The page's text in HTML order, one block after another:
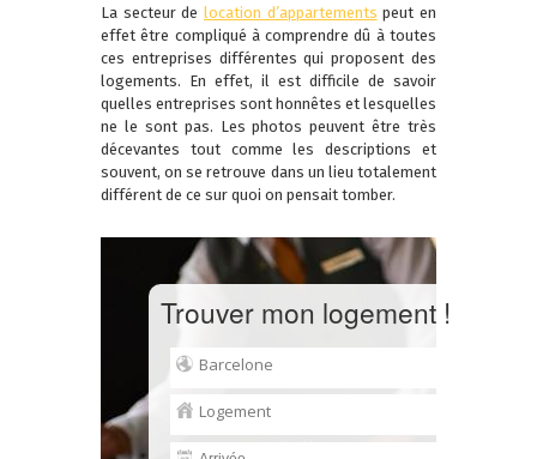
La secteur de location d’appartements peut en
effet être compliqué à comprendre dû à toutes
ces entreprises différentes qui proposent des
logements. En effet, il est difficile de savoir
quelles entreprises sont honnêtes et lesquelles
ne le sont pas. Les photos peuvent être très
décevantes tout comme les descriptions et
souvent, on se retrouve dans un lieu totalement
différent de ce sur quoi on pensait tomber.
Trouver mon logement !